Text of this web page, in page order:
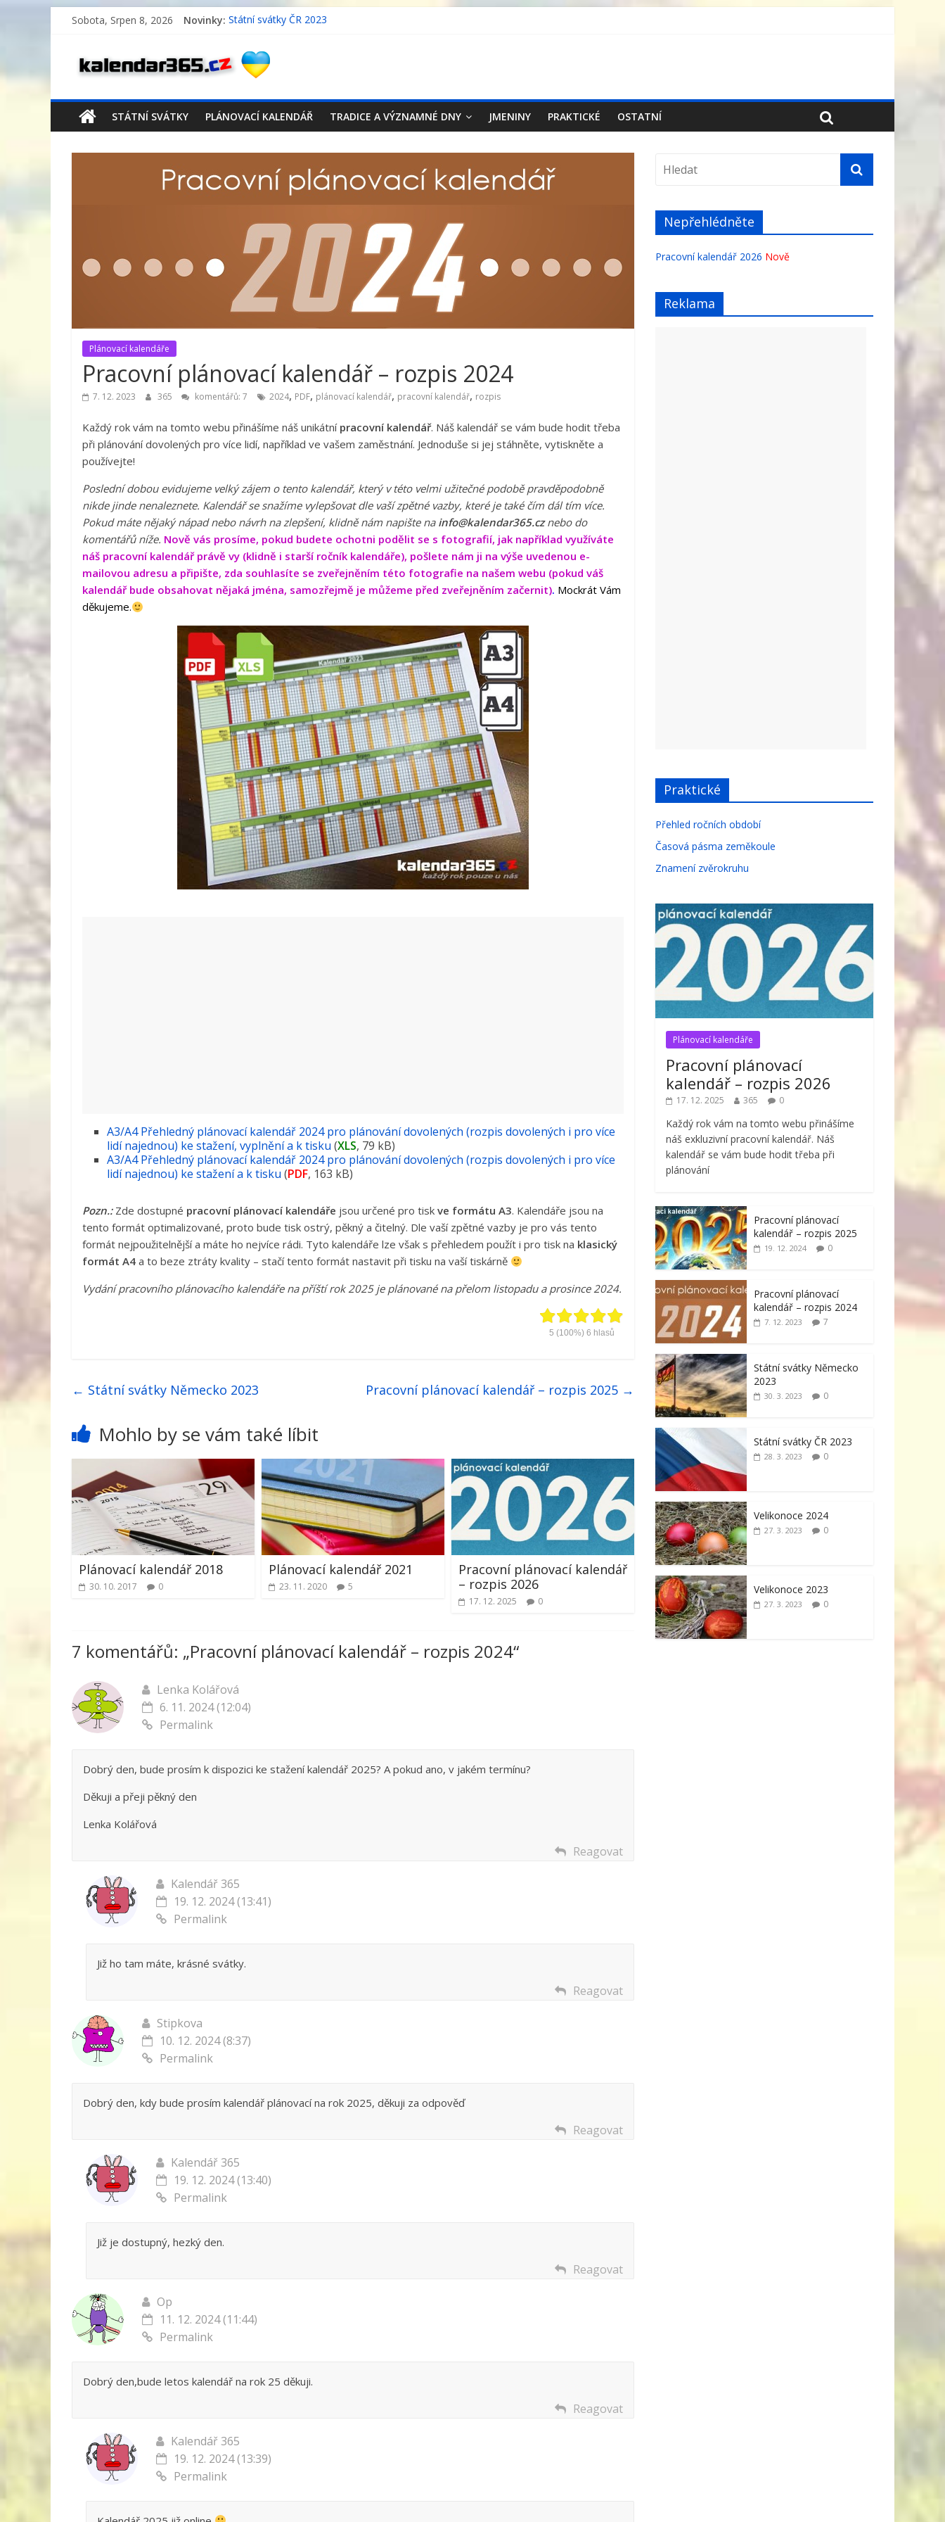
Sobota, Srpen 8, 2026 Novinky: Státní svátky ČR 2023
Pracovní plánovací kalendář – rozpis 2025
Pracovní plánovací kalendář – rozpis 2024
Státní svátky Německo 2023
STÁTNÍ SVÁTKY PLÁNOVACÍ KALENDÁŘ TRADICE A VÝZNAMNÉ DNY JMENINY PRAKTICKÉ OSTATNÍ
Plánovací kalendáře
Pracovní plánovací kalendář – rozpis 2024
7. 12. 2023 365 komentářů: 7 2024, PDF, plánovací kalendář, pracovní kalendář, rozpis
Každý rok vám na tomto webu přinášíme náš unikátní pracovní kalendář. Náš kalendář se vám bude hodit třeba
při plánování dovolených pro více lidí, například ve vašem zaměstnání. Jednoduše si jej stáhněte, vytiskněte a
používejte!
Poslední dobou evidujeme velký zájem o tento kalendář, který v této velmi užitečné podobě pravděpodobně
nikde jinde nenaleznete. Kalendář se snažíme vylepšovat dle vaší zpětné vazby, které je také čím dál tím více.
Pokud máte nějaký nápad nebo návrh na zlepšení, klidně nám napište na info@kalendar365.cznebo do
komentářů níže. Nově vás prosíme, pokud budete ochotni podělit se s fotografií, jak například využíváte
náš pracovní kalendář právě vy (klidně i starší ročník kalendáře), pošlete nám ji na výše uvedenou e-
mailovou adresu a připište, zda souhlasíte se zveřejněním této fotografie na našem webu (pokud váš
kalendář bude obsahovat nějaká jména, samozřejmě je můžeme před zveřejněním začernit). Mockrát Vám
děkujeme.
A3/A4 Přehledný plánovací kalendář 2024 pro plánování dovolených (rozpis dovolených i pro více
lidí najednou) ke stažení, vyplnění a k tisku (XLS, 79 kB)
A3/A4 Přehledný plánovací kalendář 2024 pro plánování dovolených (rozpis dovolených i pro více
lidí najednou) ke stažení a k tisku (PDF, 163 kB)
Pozn.:Zde dostupné pracovní plánovací kalendáře jsou určené pro tisk ve formátu A3. Kalendáře jsou na
tento formát optimalizované, proto bude tisk ostrý, pěkný a čitelný. Dle vaší zpětné vazby je pro vás tento
formát nejpoužitelnější a máte ho nejvíce rádi. Tyto kalendáře lze však s přehledem použít i pro tisk na klasický
formát A4 a to beze ztráty kvality – stačí tento formát nastavit při tisku na vaší tiskárně
Vydání pracovního plánovacího kalendáře na příští rok 2025 je plánované na přelom listopadu a prosince 2024.
5 (100%) 6 hlasů
← Státní svátky Německo 2023 Pracovní plánovací kalendář – rozpis 2025 →
Mohlo by se vám také líbit
Plánovací kalendář 2018
30. 10. 2017 0
Plánovací kalendář 2021
23. 11. 2020 5
Pracovní plánovací kalendář
– rozpis 2026
17. 12. 2025 0
7 komentářů: „Pracovní plánovací kalendář – rozpis 2024“
Lenka Kolářová
6. 11. 2024 (12:04)
Permalink
Dobrý den, bude prosím k dispozici ke stažení kalendář 2025? A pokud ano, v jakém termínu?
Děkuji a přeji pěkný den
Lenka Kolářová
Reagovat
Kalendář 365
19. 12. 2024 (13:41)
Permalink
Již ho tam máte, krásné svátky.
Reagovat
Stipkova
10. 12. 2024 (8:37)
Permalink
Dobrý den, kdy bude prosím kalendář plánovací na rok 2025, děkuji za odpověď
Reagovat
Kalendář 365
19. 12. 2024 (13:40)
Permalink
Již je dostupný, hezký den.
Reagovat
Op
11. 12. 2024 (11:44)
Permalink
Dobrý den,bude letos kalendář na rok 25 děkuji.
Reagovat
Kalendář 365
19. 12. 2024 (13:39)
Permalink
Nepřehlédněte
Pracovní kalendář 2026 Nově
Reklama
Praktické
Přehled ročních období
Časová pásma zeměkoule
Znamení zvěrokruhu
Plánovací kalendáře
Pracovní plánovací
kalendář – rozpis 2026
17. 12. 2025 365 0
Každý rok vám na tomto webu přinášíme
náš exkluzivní pracovní kalendář. Náš
kalendář se vám bude hodit třeba při
plánování
Pracovní plánovací
kalendář – rozpis 2025
19. 12. 2024 0
Pracovní plánovací
kalendář – rozpis 2024
7. 12. 2023 7
Státní svátky Německo
2023
30. 3. 2023 0
Státní svátky ČR 2023
28. 3. 2023 0
Velikonoce 2024
27. 3. 2023 0
Velikonoce 2023
27. 3. 2023 0